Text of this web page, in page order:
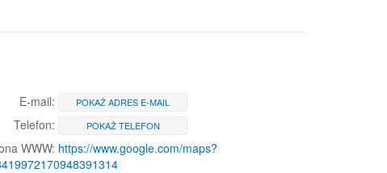
E-mail: POKAŻ ADRES E-MAIL
Telefon: POKAŻ TELEFON
WWW: https://www.google.com/maps?